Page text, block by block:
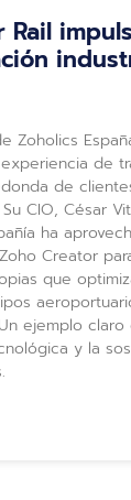
Rail
Zoholics
de
de
CIO, César
ha
Creator
que
ejemplo
y la